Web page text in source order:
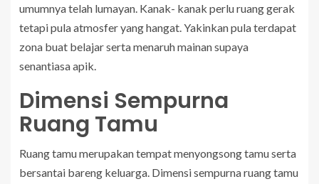
umumnya telah lumayan. Kanak- kanak perlu ruang gerak
tetapi pula atmosfer yang hangat. Yakinkan pula terdapat
zona buat belajar serta menaruh mainan supaya
senantiasa apik.
Dimensi Sempurna
Ruang Tamu
Ruang tamu merupakan tempat menyongsong tamu serta
bersantai bareng keluarga. Dimensi sempurna ruang tamu